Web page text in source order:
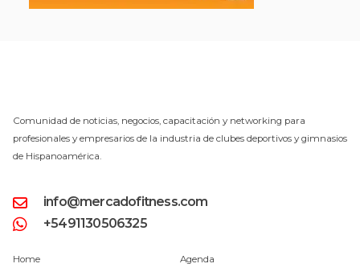
Comunidad de noticias, negocios, capacitación y networking para
profesionales y empresarios de la industria de clubes deportivos y gimnasios
de Hispanoamérica.
info@mercadofitness.com
+5491130506325
Home Agenda